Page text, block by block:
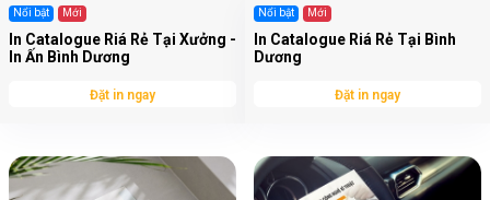
Nổi bật Mới
In Catalogue Riá Rẻ Tại Xưởng -
In Ấn Bình Dương
Đặt in ngay
Nổi bật Mới
In Catalogue Riá Rẻ Tại Bình
Dương
Đặt in ngay